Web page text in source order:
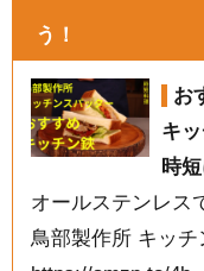
う！
お
キ
時
オールステンレス
鳥部製作所 キッ